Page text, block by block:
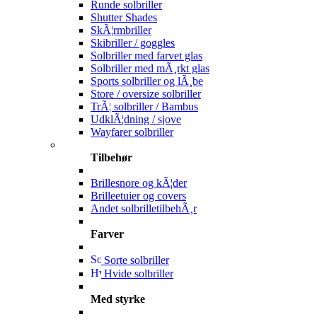
Runde solbriller
Shutter Shades
SkÃ¦rmbriller
Skibriller / goggles
Solbriller med farvet glas
Solbriller med mÃ¸rkt glas
Sports solbriller og lÃ¸be
Store / oversize solbriller
TrÃ¦ solbriller / Bambus
UdklÃ¦dning / sjove
Wayfarer solbriller
Tilbehør
Brillesnore og kÃ¦der
Brilleetuier og covers
Andet solbrilletilbehÃ¸r
Farver
Sorte solbriller
Hvide solbriller
Med styrke